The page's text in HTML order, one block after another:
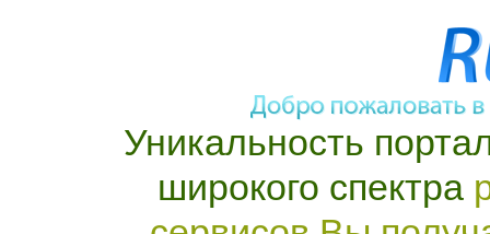
Уникальность
широкого спектра